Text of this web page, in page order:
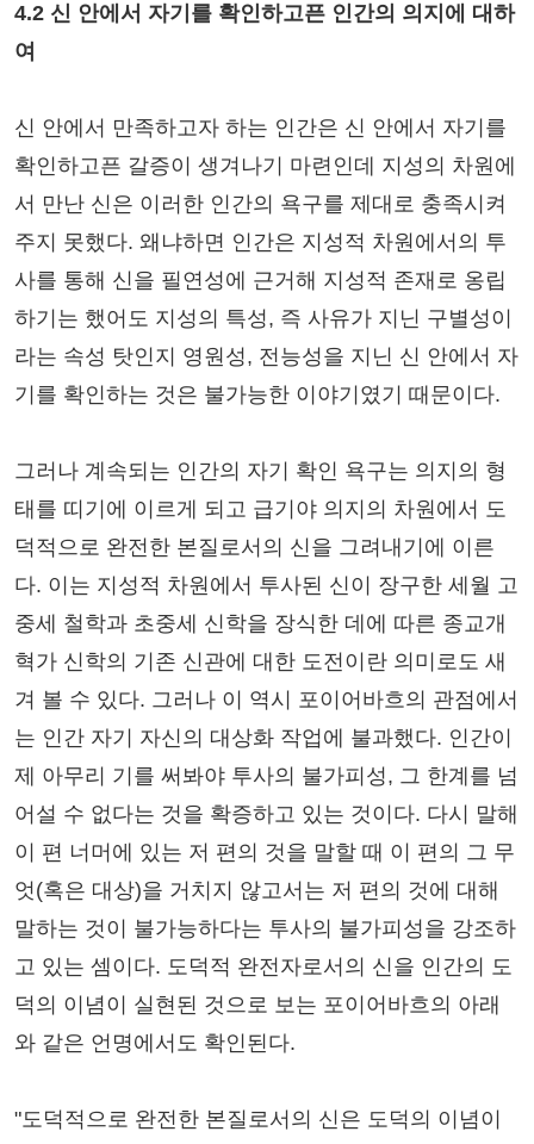
4.2 신 안에서 자기를 확인하고픈 인간의 의지에 대하
여
신 안에서 만족하고자 하는 인간은 신 안에서 자기를
확인하고픈 갈증이 생겨나기 마련인데 지성의 차원에
서 만난 신은 이러한 인간의 욕구를 제대로 충족시켜
주지 못했다. 왜냐하면 인간은 지성적 차원에서의 투
사를 통해 신을 필연성에 근거해 지성적 존재로 옹립
하기는 했어도 지성의 특성, 즉 사유가 지닌 구별성이
라는 속성 탓인지 영원성, 전능성을 지닌 신 안에서 자
기를 확인하는 것은 불가능한 이야기였기 때문이다.
그러나 계속되는 인간의 자기 확인 욕구는 의지의 형
태를 띠기에 이르게 되고 급기야 의지의 차원에서 도
덕적으로 완전한 본질로서의 신을 그려내기에 이른
다. 이는 지성적 차원에서 투사된 신이 장구한 세월 고
중세 철학과 초중세 신학을 장식한 데에 따른 종교개
혁가 신학의 기존 신관에 대한 도전이란 의미로도 새
겨 볼 수 있다. 그러나 이 역시 포이어바흐의 관점에서
는 인간 자기 자신의 대상화 작업에 불과했다. 인간이
제 아무리 기를 써봐야 투사의 불가피성, 그 한계를 넘
어설 수 없다는 것을 확증하고 있는 것이다. 다시 말해
이 편 너머에 있는 저 편의 것을 말할 때 이 편의 그 무
엇(혹은 대상)을 거치지 않고서는 저 편의 것에 대해
말하는 것이 불가능하다는 투사의 불가피성을 강조하
고 있는 셈이다. 도덕적 완전자로서의 신을 인간의 도
덕의 이념이 실현된 것으로 보는 포이어바흐의 아래
와 같은 언명에서도 확인된다.
"도덕적으로 완전한 본질로서의 신은 도덕의 이념이